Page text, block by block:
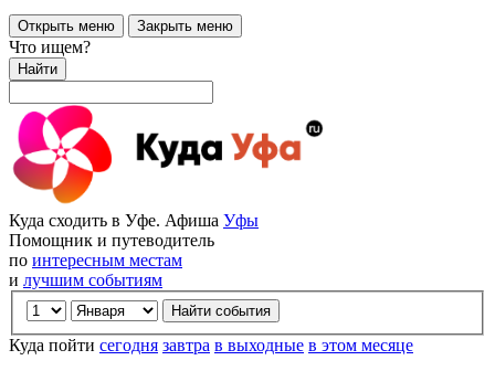
Открыть меню Закрыть меню
Что ищем?
Найти
Куда сходить в Уфе. Афиша Уфы
Помощник и путеводитель
по интересным местам
и лучшим событиям
Куда пойти сегодня завтра в выходные в этом месяце